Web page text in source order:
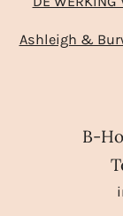
Ashleigh &
B-